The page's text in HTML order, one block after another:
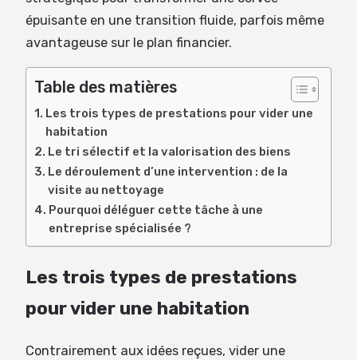
épuisante en une transition fluide, parfois même
avantageuse sur le plan financier.
Table des matières
Les trois types de prestations pour vider une
habitation
Le tri sélectif et la valorisation des biens
Le déroulement d’une intervention : de la
visite au nettoyage
Pourquoi déléguer cette tâche à une
entreprise spécialisée ?
Les trois types de prestations
pour vider une habitation
Contrairement aux idées reçues, vider une